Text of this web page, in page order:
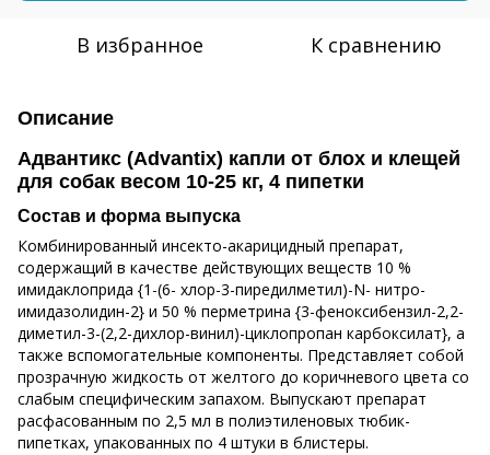
В избранное К сравнению
Описание
Адвантикс (Advantix) капли от блох и клещей
для собак весом 10-25 кг, 4 пипетки
Состав и форма выпуска
Комбинированный инсекто-акарицидный препарат,
содержащий в качестве действующих веществ 10 %
имидаклоприда {1-(6- хлор-3-пиредилметил)-N- нитро-
имидазолидин-2} и 50 % перметрина {3-феноксибензил-2,2-
диметил-3-(2,2-дихлор-винил)-циклопропан карбоксилат}, а
также вспомогательные компоненты. Представляет собой
прозрачную жидкость от желтого до коричневого цвета со
слабым специфическим запахом. Выпускают препарат
расфасованным по 2,5 мл в полиэтиленовых тюбик-
пипетках, упакованных по 4 штуки в блистеры.